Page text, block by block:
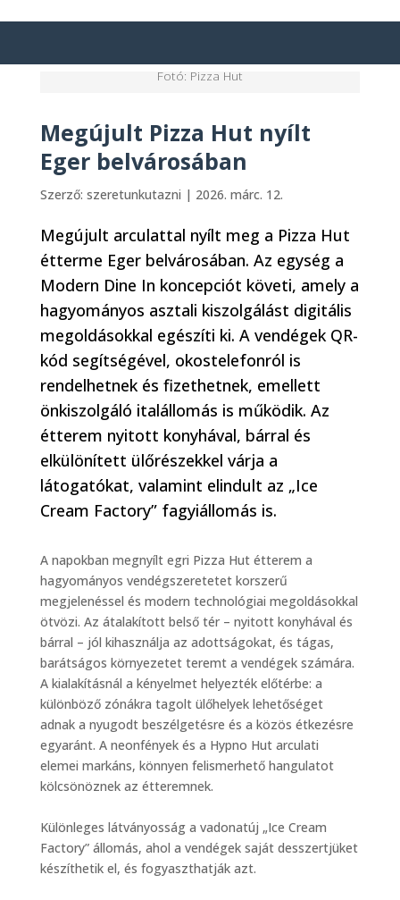
Fotó: Pizza Hut
Megújult Pizza Hut nyílt
Eger belvárosában
Szerző: szeretunkutazni | 2026. márc. 12.
Megújult arculattal nyílt meg a Pizza Hut
étterme Eger belvárosában. Az egység a
Modern Dine In koncepciót követi, amely a
hagyományos asztali kiszolgálást digitális
megoldásokkal egészíti ki. A vendégek QR-
kód segítségével, okostelefonról is
rendelhetnek és fizethetnek, emellett
önkiszolgáló italállomás is működik. Az
étterem nyitott konyhával, bárral és
elkülönített ülőrészekkel várja a
látogatókat, valamint elindult az „Ice
Cream Factory” fagyiállomás is.
A napokban megnyílt egri Pizza Hut étterem a
hagyományos vendégszeretetet korszerű
megjelenéssel és modern technológiai megoldásokkal
ötvözi. Az átalakított belső tér – nyitott konyhával és
bárral – jól kihasználja az adottságokat, és tágas,
barátságos környezetet teremt a vendégek számára.
A kialakításnál a kényelmet helyezték előtérbe: a
különböző zónákra tagolt ülőhelyek lehetőséget
adnak a nyugodt beszélgetésre és a közös étkezésre
egyaránt. A neonfények és a Hypno Hut arculati
elemei markáns, könnyen felismerhető hangulatot
kölcsönöznek az étteremnek.
Különleges látványosság a vadonatúj „Ice Cream
Factory” állomás, ahol a vendégek saját desszertjüket
készíthetik el, és fogyaszthatják azt.